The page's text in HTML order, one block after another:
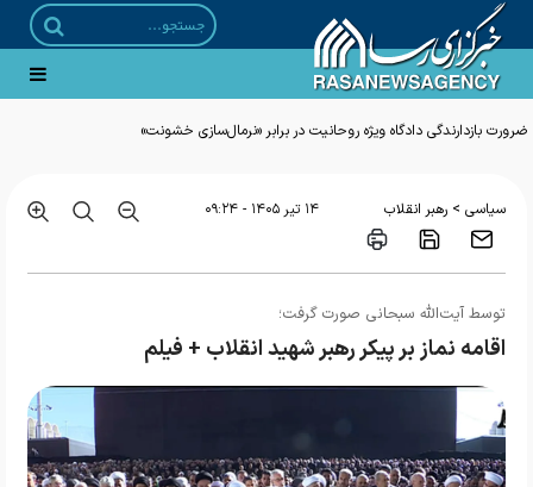
سیاسی > رهبر انقلاب ۱۴ تير ۱۴۰۵ - ۰۹:۲۴
توسط آیت‌الله سبحانی صورت گرفت؛
اقامه نماز بر پیکر رهبر شهید انقلاب + فیلم